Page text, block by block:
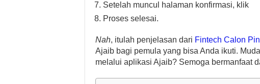
Setelah muncul halaman konfirmasi, klik
Proses selesai.
Nah, itulah penjelasan dari Fintech Calon
Ajaib bagi pemula yang bisa Anda ikuti.
melalui aplikasi Ajaib? Semoga bermanfaat